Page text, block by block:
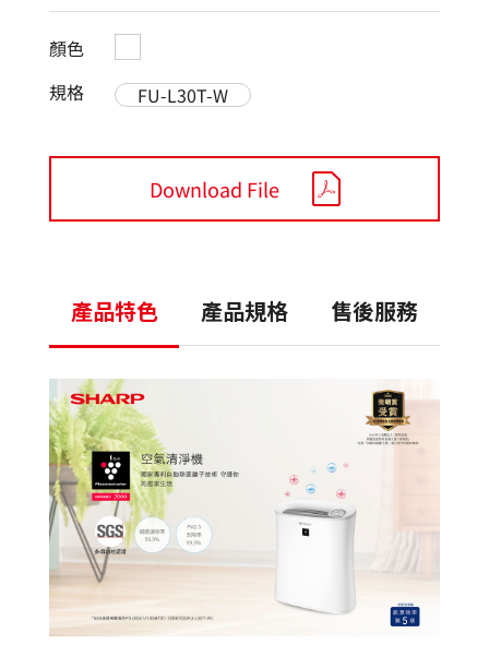
顏色
規格
FU-L30T-W
Download File
產品特色 產品規格 售後服務